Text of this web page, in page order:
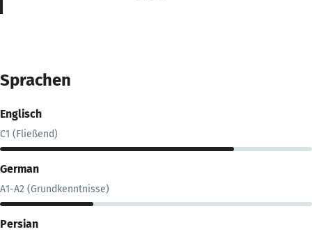
Sprachen
Englisch
C1 (Fließend)
German
A1-A2 (Grundkenntnisse)
Persian